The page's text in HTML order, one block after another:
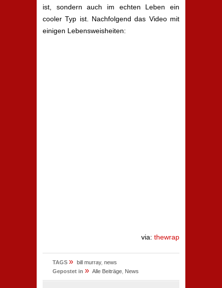
ist, sondern auch im echten Leben ein
cooler Typ ist. Nachfolgend das Video mit
einigen Lebensweisheiten:
via: thewrap
TAGS » bill murray, news
Gepostet in » Alle Beiträge News